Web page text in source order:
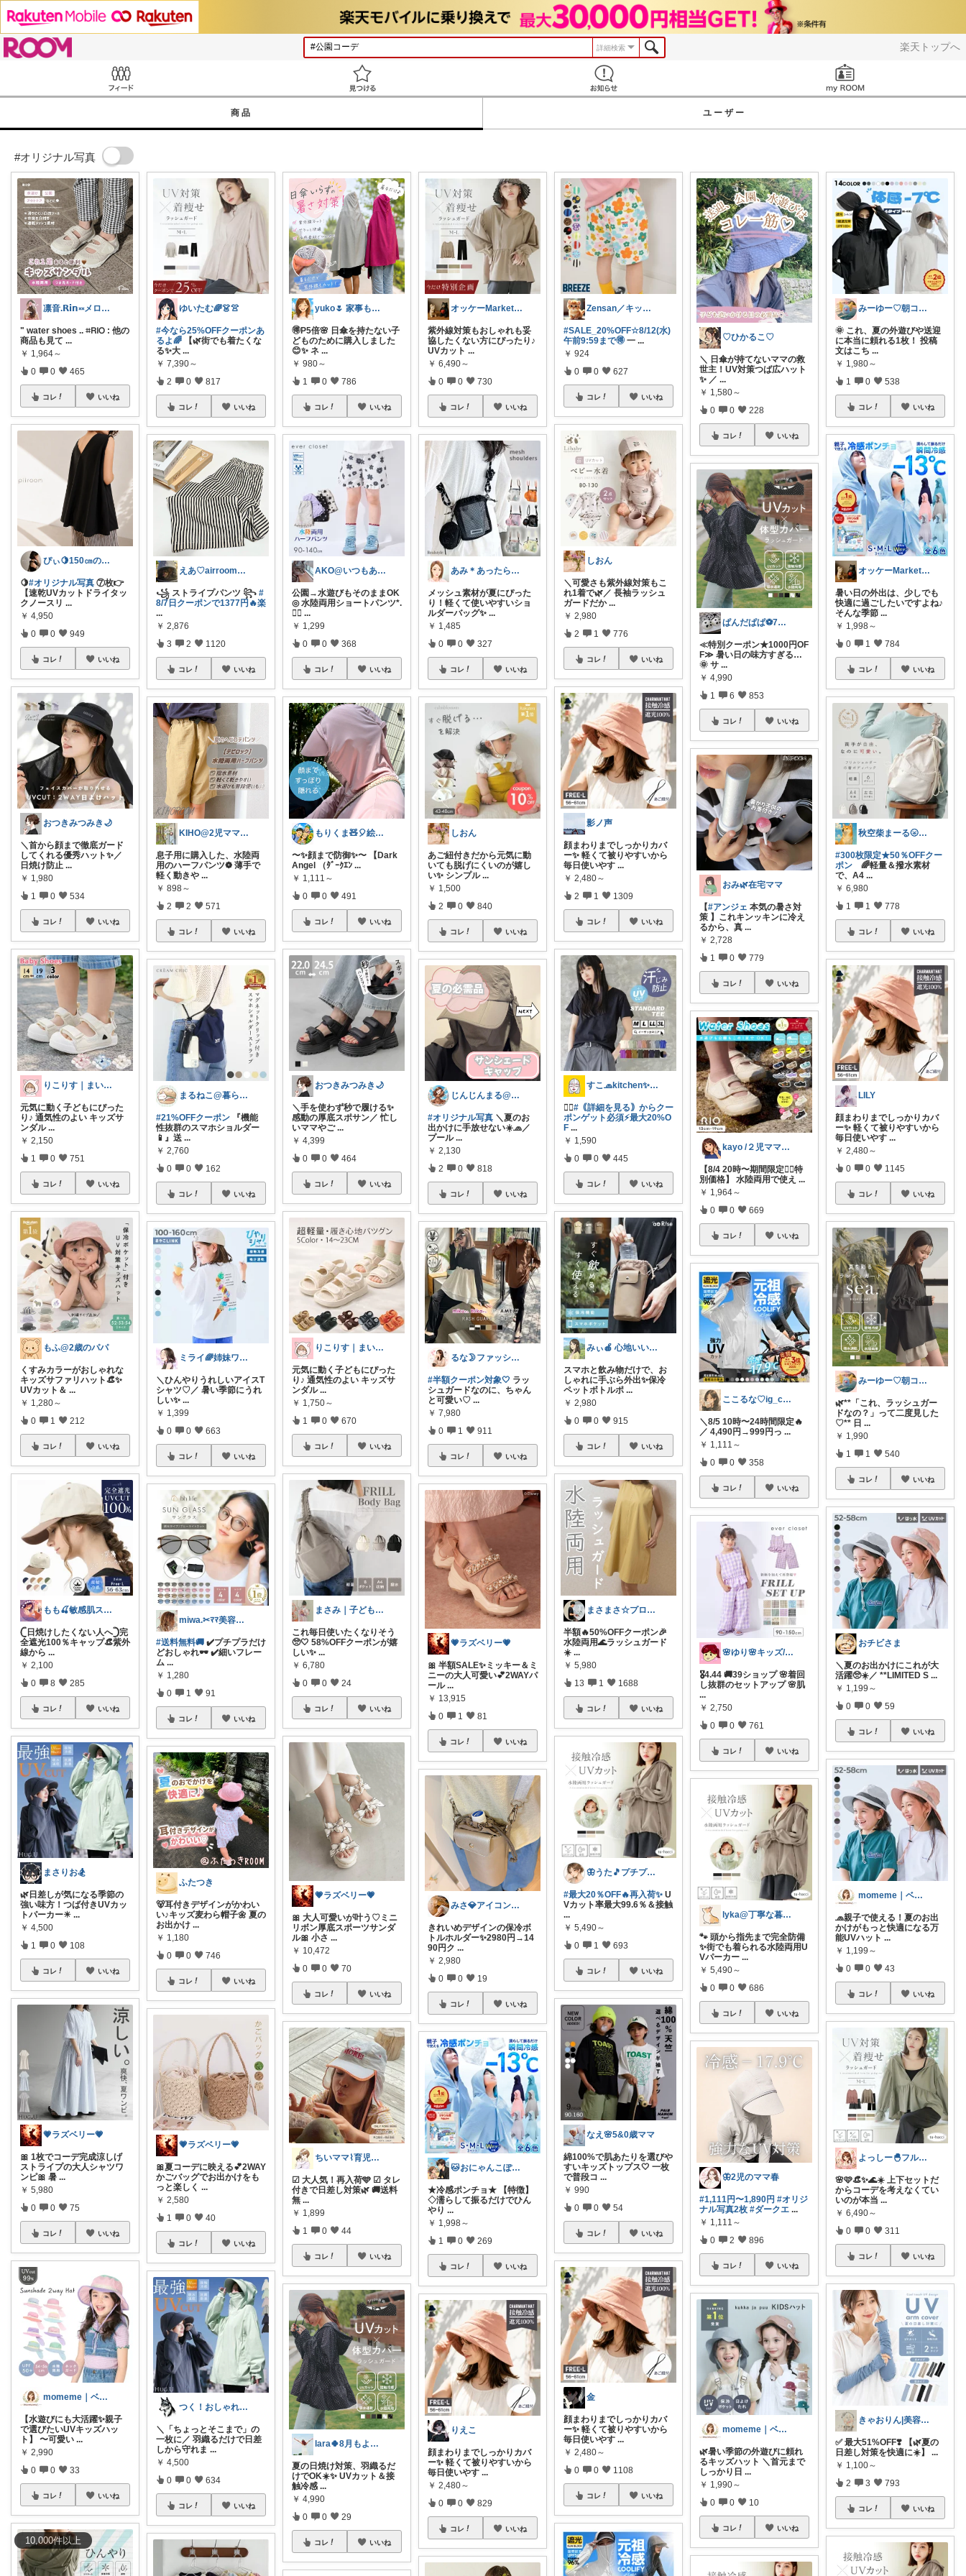
楽天トップへ
詳細検索
商品 ユーザー
#オリジナル写真
10,000件以上
凛音.𝗥𝗶𝗻༝༝メロウな暮らし🧸
" water shoes .. ⌗𝖱𝖨𝖮 : 他の
商品も見て ...
￥ 1,964～
0 0 465
コレ いいね
ぴぃ🍋150㎝の心地いい暮らし🧺ˊ˗
🍋#オリジナル写真 ⑦枚👉
【速乾UVカットドライタッ
クノースリ ...
￥ 4,950
0 0 949
コレ いいね
おつきみつみき🌙
＼首から顔まで徹底ガード
してくれる優秀ハット✨／
日焼け防止 ...
￥ 1,980
1 0 534
コレ いいね
りこりす｜まいにちを楽しく♡
元気に動く子どもにぴった
り♪ 通気性のよい キッズサ
ンダル...
￥ 2,150
1 0 751
コレ いいね
もふ@2歳のパパ
くすみカラーがおしゃれな
キッズサファリハット👒✨
UVカット＆ ...
￥ 1,280～
0 1 212
コレ いいね
もも🍒敏感肌スキンケア⌇猫ちゃんと一緒
‎𓊆日焼けしたくない人へ𓊇完
全遮光100％キャップ👒紫外
線から ...
￥ 2,100
0 8 285
コレ いいね
まさりお🏂
🌿日差しが気になる季節の
強い味方！つば付きUVカッ
トパーカー☀ ...
￥ 4,500
1 0 108
コレ いいね
💗ラズベリー💗
🎀 1枚でコーデ完成涼しげ
ストライプの大人シャツワ
ンピ🎀 暑 ...
￥ 5,980
0 0 75
コレ いいね
momeme｜ベビー&キッズ専門店
【水遊びにも大活躍✨親子
で選びたいUVキッズハッ
ト】 〜可愛い ...
￥ 2,990
0 0 33
コレ いいね
ゆいたむ🌈👗👚
#今なら25%OFFクーポンあ
るよ🌈 【🌿街でも着たくな
る✨大 ...
￥ 7,390～
2 0 817
コレ いいね
えあ♡airroom❀ラクして整う暮らし
꧁ ストライプパンツ ꧂#
8/7日クーポンで1377円🔥楽
...
￥ 2,876
3 2 1120
コレ いいね
KIHO@2児ママ（👧小5👦小3）
息子用に購入した、水陸両
用のハーフパンツ❁ 薄手で
軽く動きや ...
￥ 898～
2 2 571
コレ いいね
まるねこ@暮らしと子育て🐈️🌸
#21%OFFクーポン 『機能
性抜群のスマホショルダー
📱』送 ...
￥ 2,760
0 0 162
コレ いいね
ミライ🌈姉妹ワーママ
＼ひんやりうれしいアイスT
シャツ♡／ 暑い季節にうれ
しい✨...
￥ 1,399
0 0 663
コレ いいね
miwa.✂︎ﾏﾏ美容師💎
#送料無料🚚 ✔️プチプラだけ
どおしゃれ🕶️ ✔️細いフレー
ム ...
￥ 1,280
0 1 91
コレ いいね
ふたつき
🐻耳付きデザインがかわい
い♪キッズ麦わら帽子🌼 夏の
お出かけ ...
￥ 1,180
0 0 746
コレ いいね
💗ラズベリー💗
🎀夏コーデに映える💕2WAY
かごバッグでお出かけをも
っと楽しく ...
￥ 2,580
1 0 40
コレ いいね
つく！おしゃれな商品や便利な商品をお届け
＼「ちょっとそこまで」の
一枚に／ 羽織るだけで日差
しから守れま ...
￥ 4,500
0 0 634
コレ いいね
yuko🌷 家事も育児もちょっとラクに
🉐P5倍🌸 日傘を持たない子
どものために購入しました
😊✨ ネ ...
￥ 980～
1 0 786
コレ いいね
AKO@いつもありがとう🐾໊¨̮✩︎
公園→水遊びもそのままOK
◎ 水陸両用ショートパンツ*.
🏊‍♂ ...
￥ 1,299
0 0 368
コレ いいね
もりくま🧸🎈絵本・スイーツ・酒他🙇
〜✨顔まで防御✨〜 【Dark
Angel （ﾀﾞｰｸｴﾝ ...
￥ 1,111～
0 0 491
コレ いいね
おつきみつみき🌙
＼手を使わず秒で履ける✨
感動の厚底スポサン／ 忙し
いママやご ...
￥ 4,399
0 0 464
コレ いいね
りこりす｜まいにちを楽しく♡
元気に動く子どもにぴった
り♪ 通気性のよい キッズサ
ンダル...
￥ 1,750～
1 0 670
コレ いいね
まさみ｜子ども服・水着・季節グッズ🫶
これ毎日使いたくなりそう
🥺🤍 58%OFFクーポンが嬉
しい✨ ...
￥ 6,780
0 0 24
コレ いいね
💗ラズベリー💗
🎀 大人可愛いが叶う♡ミニ
リボン厚底スポーツサンダ
ル🎀 小さ ...
￥ 10,472
0 0 70
コレ いいね
ちいママ⌇育児グッズ𖤣𖥧𖥣𖡡
☑︎ 大人気！再入荷🩵 ☑︎ タレ
付きで日差し対策🌿 🚚送料
無 ...
￥ 1,899
1 0 44
コレ いいね
lara🍀8月もよろしく😊✨
夏の日焼け対策、羽織るだ
けでOK☀️✨ UVカット＆接
触冷感 ...
￥ 4,990
0 0 29
コレ いいね
オッケーMarket🎀🛒
紫外線対策もおしゃれも妥
協したくない方にぴったり♪
UVカット ...
￥ 6,490～
0 0 730
コレ いいね
あみ＊あったら便利がたくさん🛒‼️✨
メッシュ素材が夏にぴった
り！軽くて使いやすいショ
ルダーバッグ✨ ...
￥ 1,485
0 0 327
コレ いいね
しおん
あご紐付きだから元気に動
いても脱げにくいのが嬉し
い✨ シンプル ...
￥ 1,500
2 0 840
コレ いいね
じんじんまる@2歳児ママ
#オリジナル写真 ＼夏のお
出かけに手放せない☀️🧢／
プール ...
￥ 2,130
2 0 818
コレ いいね
るな🌛ファッション・美容
#半額クーポン対象🤍 ラッ
シュガードなのに、ちゃん
と可愛い♡...
￥ 7,980
0 1 911
コレ いいね
💗ラズベリー💗
🎀 半額SALE✨ミッキー＆ミ
ニーの大人可愛い💕2WAYパ
ール ...
￥ 13,915
0 1 81
コレ いいね
みさ💎アイコン変更|子育ても暮らしも
きれいめデザインの保冷ボ
トルホルダー✨2980円→14
90円ク ...
￥ 2,980
0 0 19
コレ いいね
🐱おにゃんこぽん＊パパ・子育て・日常
★冷感ポンチョ★ 【特徴】
◇濡らして振るだけでひん
やり ...
￥ 1,998～
1 0 269
コレ いいね
りえこ
顔まわりまでしっかりカバ
ー✨ 軽くて被りやすいから
毎日使いやす ...
￥ 2,480～
0 0 829
コレ いいね
Zensan／キッズ☆ベビーROOM
#SALE_20%OFF☆8/12(水)
午前9:59まで🉐 一 ...
￥ 924
0 0 627
コレ いいね
しおん
＼可愛さも紫外線対策もこ
れ1着で🌿／ 長袖ラッシュ
ガードだか ...
￥ 2,980
2 1 776
コレ いいね
影ノ声
顔まわりまでしっかりカバ
ー✨ 軽くて被りやすいから
毎日使いやす ...
￥ 2,480～
2 1 1309
コレ いいね
すこ🧢kitchen✨interior
❤️‍🔥#｟詳細を見る｠からクー
ポンゲット必須⚡最大20%O
F ...
￥ 1,590
0 0 445
コレ いいね
みぃ🍎 心地いい暮らし
スマホと飲み物だけで、お
しゃれに手ぶら外出✨保冷
ペットボトルポ ...
￥ 2,980
0 0 915
コレ いいね
まさまさ☆プロフも見てね✨
半額🔥50%OFFクーポン🎉
水陸両用🌊ラッシュガード
☀️...
￥ 5,980
13 1 1688
コレ いいね
🦋うた🎵プチプラでも妥協したくない
#最大20％OFF🔥再入荷✨ U
Vカット率最大99.6％＆接触
...
￥ 5,490～
0 1 693
コレ いいね
なえ🌸5&0歳ママ
綿100%で肌あたりを選びや
すいキッズトップス🤍 一枚
で普段コ ...
￥ 990
0 0 54
コレ いいね
金
顔まわりまでしっかりカバ
ー✨ 軽くて被りやすいから
毎日使いやす ...
￥ 2,480～
0 0 1108
コレ いいね
♡ひかるこ♡
＼ 日傘が持てないママの救
世主！UV対策つば広ハット
✨ ／...
￥ 1,580～
0 0 228
コレ いいね
ぱんだぱぱ⚽️7日有難うございます
≪特別クーポン★1000円OF
F≫ 暑い日の味方すぎる…
🌞 サ ...
￥ 4,990
1 6 853
コレ いいね
おみ🌿在宅ママ
【#アンジェ 本気の暑さ対
策 】これキンッキンに冷え
るから、真 ...
￥ 2,728
1 0 779
コレ いいね
kayo /２児ママ・子育てグッズ🌿
【8/4 20時〜期間限定❤️‍🔥特
別価格】 水陸両用で使え ...
￥ 1,964～
0 0 669
コレ いいね
ここるな♡ig_cona260
＼8/5 10時〜24時間限定🔥
／ 4,490円→999円っ ...
￥ 1,111～
0 0 358
コレ いいね
🌸ゆり🌸キッズ/ベビー/スイーツ/猫
🎖️4.44 🚚39ショップ 🌸着回
し抜群のセットアップ 🌸肌
...
￥ 2,750
0 0 761
コレ いいね
lyka@丁寧な暮らし
🐾 頭から指先まで完全防備
✨街でも着られる水陸両用U
Vパーカー ...
￥ 5,490～
0 0 686
コレ いいね
🦋2児のママ春
#1,111円〜1,890円 #オリジ
ナル写真2枚 #ダークエ ...
￥ 1,111～
0 2 896
コレ いいね
momeme｜ベビー&キッズ専門店
🌿暑い季節の外遊びに頼れ
るキッズハット ＼首元まで
しっかり日 ...
￥ 1,990～
0 0 10
コレ いいね
みーゆー♡朝コレ♡ママお助け隊
🌞 これ、夏の外遊びや送迎
に本当に頼れる1枚！ 投稿
文はこち ...
￥ 1,980～
1 0 538
コレ いいね
オッケーMarket🎀🛒
暑い日の外出は、少しでも
快適に過ごしたいですよね♪
そんな季節 ...
￥ 1,998～
0 1 784
コレ いいね
秋空柴まーる🌝優しい暮らしアイテム🐾
#300枚限定★50％OFFクー
ポン 🌈軽量＆撥水素材
で、A4 ...
￥ 6,980
1 1 778
コレ いいね
LILY
顔まわりまでしっかりカバ
ー✨ 軽くて被りやすいから
毎日使いやす ...
￥ 2,480～
0 0 1145
コレ いいね
みーゆー♡朝コレ♡ママお助け隊
🌿**「これ、ラッシュガー
ドなの？」って二度見した
♡** 日 ...
￥ 1,990
1 1 540
コレ いいね
おチビさま
＼夏のお出かけにこれが大
活躍🥺☀️／ **LIMITED S ...
￥ 1,199～
0 0 59
コレ いいね
momeme｜ベビー&キッズ専門店
🧢親子で使える！夏のお出
かけがもっと快適になる万
能UVハット...
￥ 1,199～
0 0 43
コレ いいね
よっしー🐣フルタイム4児ママ
🌸🩷👒✨🌊☀️ 上下セットだ
からコーデを考えなくてい
いのが本当 ...
￥ 6,490～
0 0 311
コレ いいね
きゃおりん|美容好き3児ママ
✅ 最大51%OFF❣️ 【🌿夏の
日差し対策を快適に☀️】...
￥ 1,100～
2 3 793
コレ いいね